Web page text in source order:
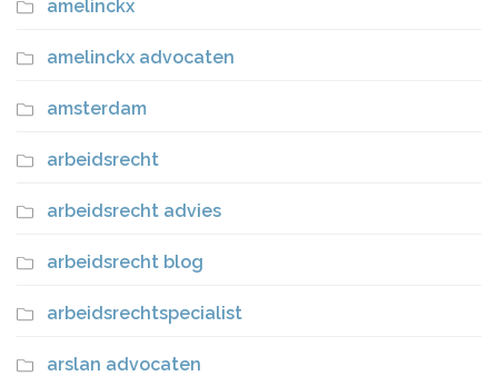
amelinckx
amelinckx advocaten
amsterdam
arbeidsrecht
arbeidsrecht advies
arbeidsrecht blog
arbeidsrechtspecialist
arslan advocaten